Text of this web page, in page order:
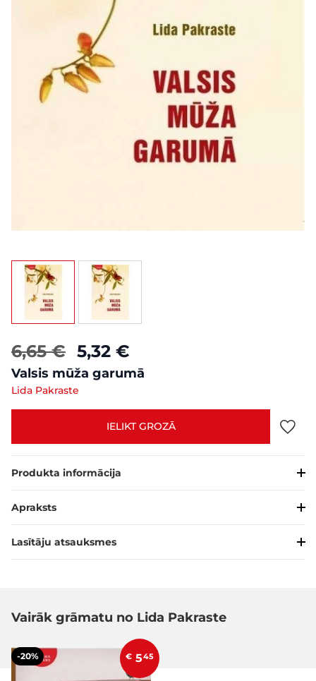
View larger imageView larger image
6,65 € 5,32 €
Valsis mūža garumā
Lida Pakraste
IELIKT GROZĀ
Produkta informācija
Apraksts
Lasītāju atsauksmes
Vairāk grāmatu no Lida Pakraste
-20% € 545